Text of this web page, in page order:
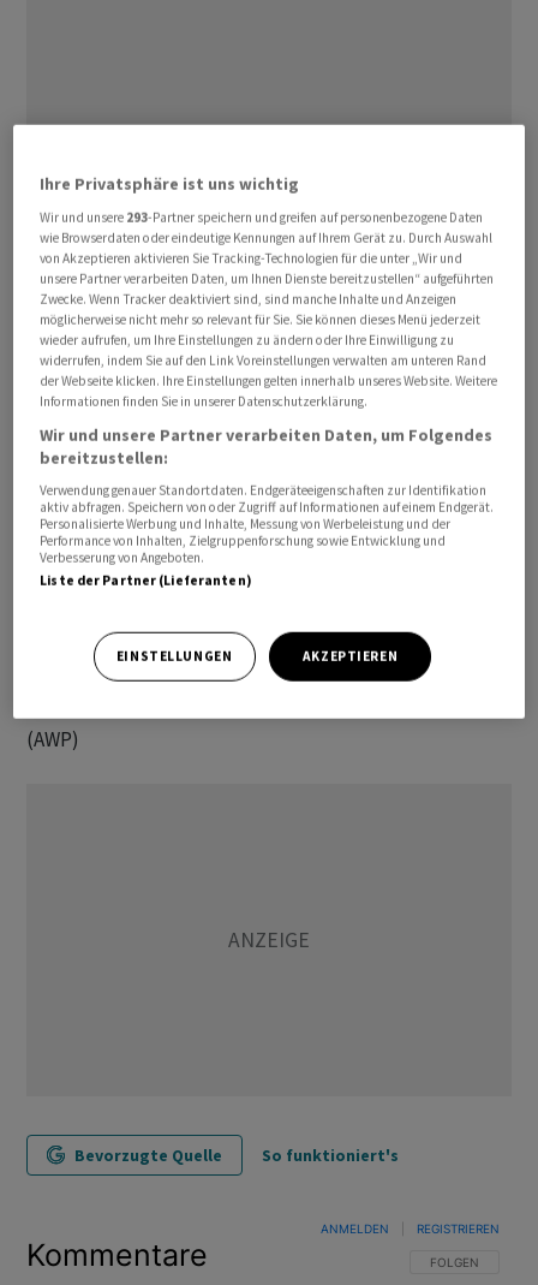
Der israelische Verteidigungsminister Israel Katz hatte
am Vormittag angekündigt, man habe die Armee
angewiesen, «sofort alle Brücken über den Litani-Fluss
zu zerstören, die Terroraktivitäten dienen». So solle
verhindert werden, dass Mitglieder der mit dem Iran
verbündeten libanesischen Hisbollah-Miliz und Waffen
in den Süden gelangen. Ausserdem solle das Militär die
Zerstörung von Häusern im libanesischen Grenzgebiet
zu Israel beschleunigen, um eine Bedrohung
israelischer Grenzorte zu verhindern. Dabei folge man
dem «Modell» der Grenzgebiete im Gazastreifen.
Nach Beginn des Iran-Kriegs vor mehr als drei Wochen
hatte auch die Schiitenmiliz ihre Angriffe auf Israel
Luftangriffen und Bodeneinsätzen in dem nördlichen
Nachbarland.
(AWP)
Bevorzugte Quelle So funktioniert's
Kommentare FOLGE DIESER
FOLGEN
ANMELDEN REGISTRIEREN
Ihre Privatsphäre ist uns wichtig
Wir und unsere 293-Partner speichern und greifen auf personenbezogene Daten
wie Browserdaten oder eindeutige Kennungen auf Ihrem Gerät zu. Durch Auswahl
von Akzeptieren aktivieren Sie Tracking-Technologien für die unter „Wir und
unsere Partner verarbeiten Daten, um Ihnen Dienste bereitzustellen“ aufgeführten
Zwecke. Wenn Tracker deaktiviert sind, sind manche Inhalte und Anzeigen
möglicherweise nicht mehr so relevant für Sie. Sie können dieses Menü jederzeit
wieder aufrufen, um Ihre Einstellungen zu ändern oder Ihre Einwilligung zu
widerrufen, indem Sie auf den Link Voreinstellungen verwalten am unteren Rand
der Webseite klicken. Ihre Einstellungen gelten innerhalb unseres Website. Weitere
Informationen finden Sie in unserer Datenschutzerklärung.
Wir und unsere Partner verarbeiten Daten, um Folgendes
bereitzustellen:
Verwendung genauer Standortdaten. Endgeräteeigenschaften zur Identifikation
aktiv abfragen. Speichern von oder Zugriff auf Informationen auf einem Endgerät.
Personalisierte Werbung und Inhalte, Messung von Werbeleistung und der
Performance von Inhalten, Zielgruppenforschung sowie Entwicklung und
Verbesserung von Angeboten.
Liste der Partner (Lieferanten)
EINSTELLUNGEN AKZEPTIEREN